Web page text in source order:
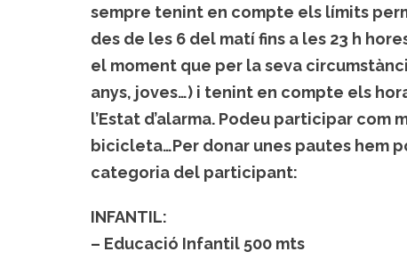
sempre tenint en compte els límits
des de les 6 del matí fins a les 23 h
el moment que per la seva
anys, joves…) i tenint en compte els
l’Estat d’alarma. Podeu participar
bicicleta…Per donar unes pautes hem
categoria del participant:
INFANTIL:
– Educació Infantil 500 mts